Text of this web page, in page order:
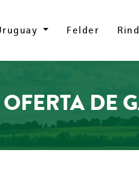
Felder
Felder
OFERTA DE